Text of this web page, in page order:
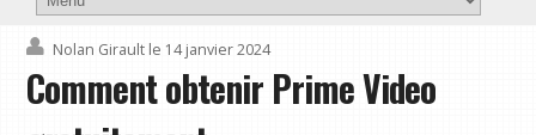
Nolan Girault le 14 janvier 2024
Comment obtenir Prime Video